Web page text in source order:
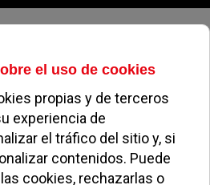
de agosto de 2026
denuncia el uso
de los
para “fines